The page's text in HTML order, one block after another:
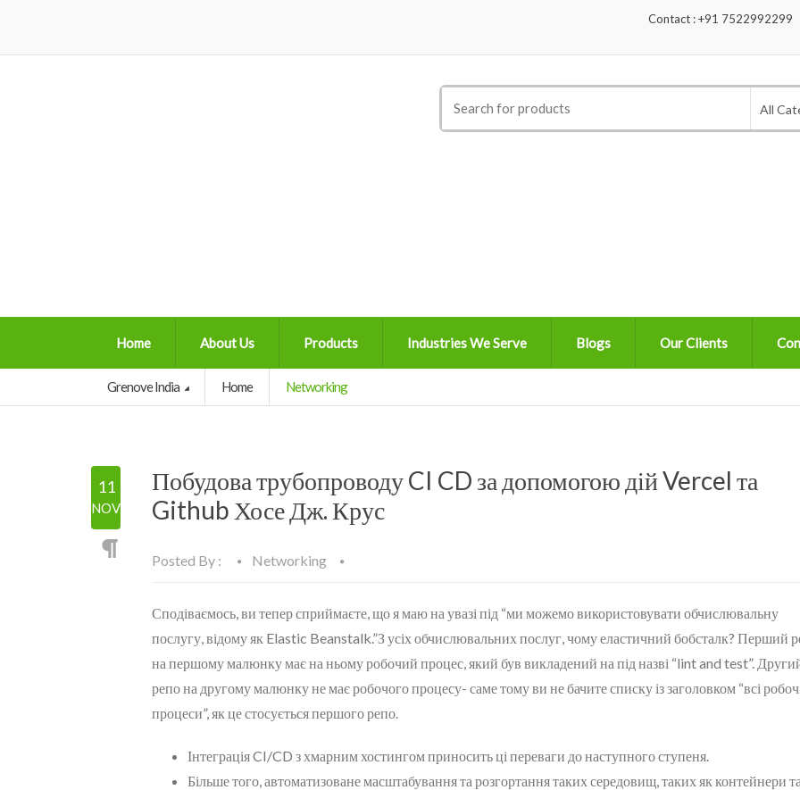
Contact : +91 7522992299
for:
All
Home About Us Products Industries We Serve Blogs Our Clients
Grenove India Home Networking
11
NOV
Побудова трубопроводу CI CD за допомогою дій Vercel та
Github Хосе Дж. Крус
Posted By : Networking
Сподіваємось, ви тепер сприймаєте, що я маю на увазі під “ми можемо використовувати обчислювальну
послугу, відому як Elastic Beanstalk.”З усіх обчислювальних послуг, чому еластичний бобсталк? Перший
на першому малюнку має на ньому робочий процес, який був викладений на під назві “lint and test”.
репо на другому малюнку не має робочого процесу- саме тому ви не бачите списку із заголовком “всі
процеси”, як це стосується першого репо.
Інтеграція CI/CD з хмарним хостингом приносить ці переваги до наступного ступеня.
Більше того, автоматизоване масштабування та розгортання таких середовищ, таких як контейнери та